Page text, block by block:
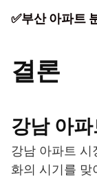
✅부산 아파트
결론
강남 아
강남 아파트 시
화의 시기를 맞